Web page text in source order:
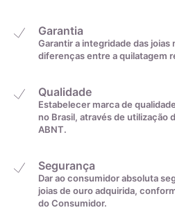
Garantia
Garantir a integridade das
diferenças entre a quilatagem
Qualidade
Estabelecer marca de
no Brasil, através de utilização
ABNT.
Segurança
Dar ao consumidor absoluta
joias de ouro adquirida,
do Consumidor.